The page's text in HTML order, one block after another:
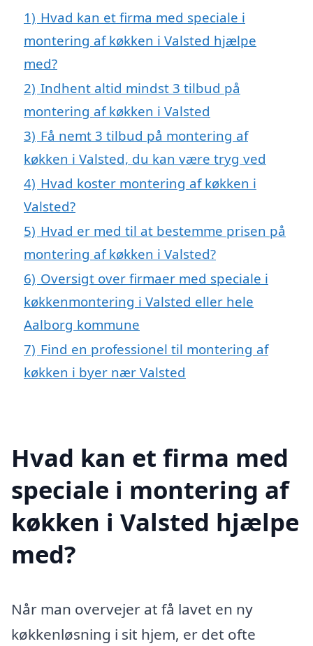
1) Hvad kan et firma med speciale i
montering af køkken i Valsted hjælpe
med?
2) Indhent altid mindst 3 tilbud på
montering af køkken i Valsted
3) Få nemt 3 tilbud på montering af
køkken i Valsted, du kan være tryg ved
4) Hvad koster montering af køkken i
Valsted?
5) Hvad er med til at bestemme prisen på
montering af køkken i Valsted?
6) Oversigt over firmaer med speciale i
køkkenmontering i Valsted eller hele
Aalborg kommune
7) Find en professionel til montering af
køkken i byer nær Valsted
Hvad kan et firma med
speciale i montering af
køkken i Valsted hjælpe
med?
Når man overvejer at få lavet en ny
køkkenløsning i sit hjem, er det ofte